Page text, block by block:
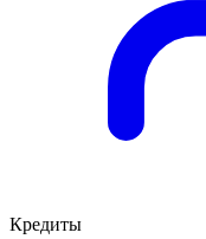
Кредиты